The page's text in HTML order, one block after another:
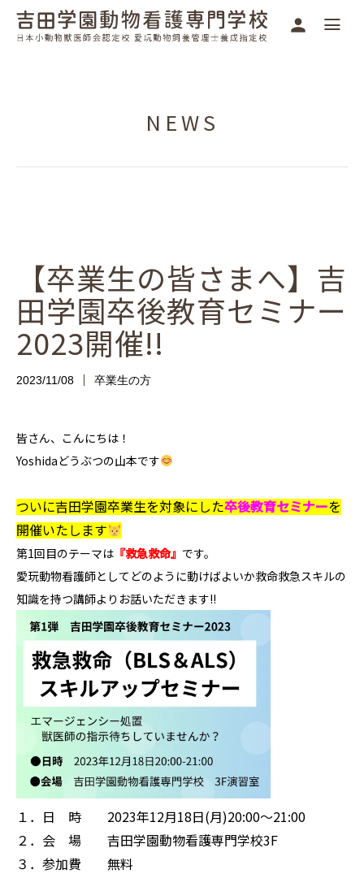
NEWS
【卒業生の皆さまへ】吉
田学園卒後教育セミナー
2023開催!!
2023/11/08 卒業生の方
皆さん、こんにちは！
Yoshidaどうぶつの山本です
ついに吉田学園卒業生を対象にした卒後教育セミナーを
開催いたします
第1回目のテーマは 『救急救命』 です。
愛玩動物看護師としてどのように動けばよいか救命救急スキルの
知識を持つ講師よりお話いただきます!!
１．日 時 2023年12月18日(月)20:00～21:00
２．会 場 吉田学園動物看護専門学校3F
３．参加費 無料